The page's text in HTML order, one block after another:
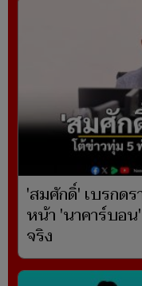
'สมศักดิ์' เบรกด
หน้า 'นาคาร์บอน
จริง